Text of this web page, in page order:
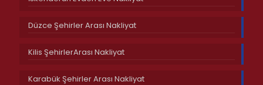
Düzce Şehirler Arası Nakliyat
Kilis ŞehirlerArası Nakliyat
Karabük Şehirler Arası Nakliyat